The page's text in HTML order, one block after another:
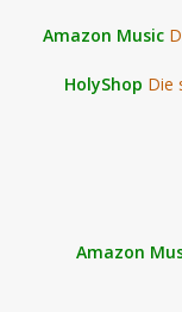
Amazon Music
HolyShop Die
Amazon